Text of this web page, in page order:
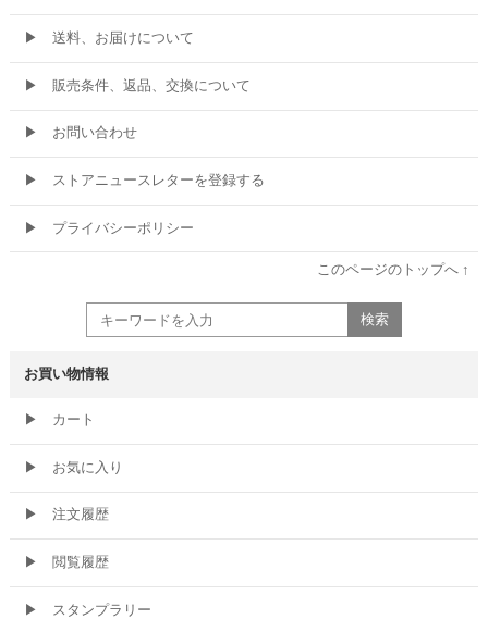
▶ 送料、お届けについて
▶ 販売条件、返品、交換について
▶ お問い合わせ
▶ ストアニュースレターを登録する
▶ プライバシーポリシー
このページのトップへ ↑
お買い物情報
▶ カート
▶ お気に入り
▶ 注文履歴
▶ 閲覧履歴
▶ スタンプラリー